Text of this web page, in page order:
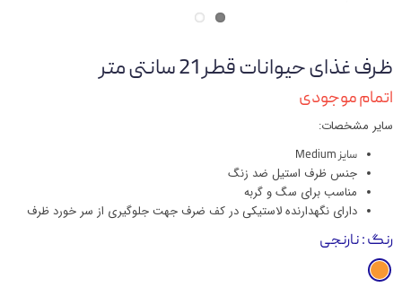
ظرف غذای حیوانات قطر 21 سانتی متر
اتمام موجودی
سایر مشخصات:
سایز Medium
جنس ظرف استیل ضد زنگ
مناسب برای سگ و گربه
دارای نگهدارنده لاستیکی در کف ضرف جهت جلوگیری از سر خورد ظرف
رنگ: نارنجی